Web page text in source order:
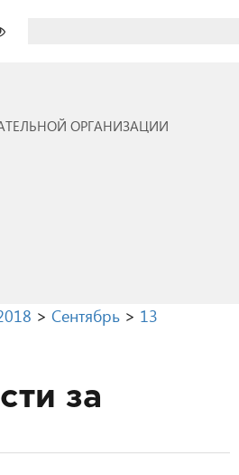
ОРГАНИЗАЦИИ
> Сентябрь > 13
за